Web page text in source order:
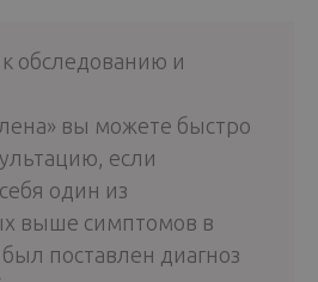
обследованию и
вы можете быстро
если
один из
выше симптомов в
поставлен диагноз